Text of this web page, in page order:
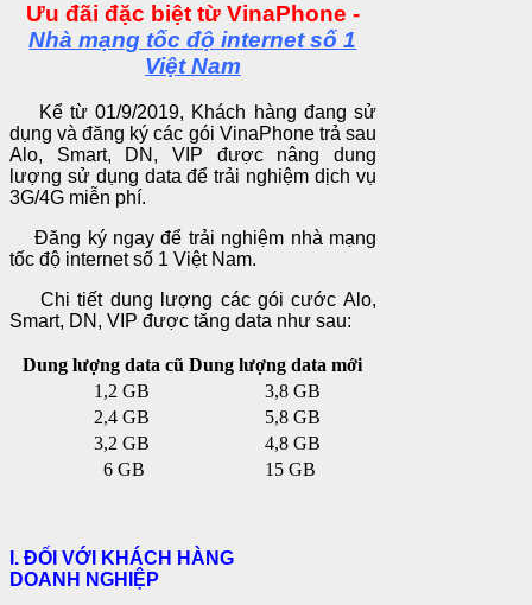
Ưu đãi đặc biệt từ VinaPhone -
Nhà mạng tốc độ internet số 1
Việt Nam
Kể từ 01/9/2019, Khách hàng đang sử
dụng và đăng ký các gói VinaPhone trả sau
Alo, Smart, DN, VIP được nâng dung
lượng sử dụng data để trải nghiệm dịch vụ
3G/4G miễn phí.
Đăng ký ngay để trải nghiệm nhà mạng
tốc độ internet số 1 Việt Nam.
Chi tiết dung lượng các gói cước Alo,
Smart, DN, VIP được tăng data như sau:
Dung lượng data cũ Dung lượng data mới
1,2 GB
3,8 GB
2,4 GB
5,8 GB
3,2 GB
4,8 GB
6 GB
15 GB
I. ĐỐI VỚI KHÁCH HÀNG
DOANH NGHIỆP